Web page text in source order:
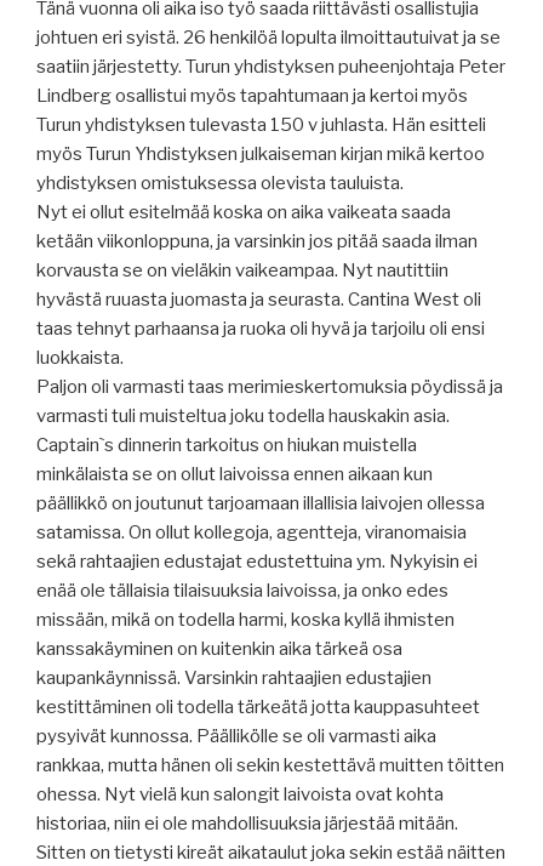
Tänä vuonna oli aika iso työ saada riittävästi osallistujia
johtuen eri syistä. 26 henkilöä lopulta ilmoittautuivat ja se
saatiin järjestetty. Turun yhdistyksen puheenjohtaja Peter
Lindberg osallistui myös tapahtumaan ja kertoi myös
Turun yhdistyksen tulevasta 150 v juhlasta. Hän esitteli
myös Turun Yhdistyksen julkaiseman kirjan mikä kertoo
yhdistyksen omistuksessa olevista tauluista.
Nyt ei ollut esitelmää koska on aika vaikeata saada
ketään viikonloppuna, ja varsinkin jos pitää saada ilman
korvausta se on vieläkin vaikeampaa. Nyt nautittiin
hyvästä ruuasta juomasta ja seurasta. Cantina West oli
taas tehnyt parhaansa ja ruoka oli hyvä ja tarjoilu oli ensi
luokkaista.
Paljon oli varmasti taas merimieskertomuksia pöydissä ja
varmasti tuli muisteltua joku todella hauskakin asia.
Captain`s dinnerin tarkoitus on hiukan muistella
minkälaista se on ollut laivoissa ennen aikaan kun
päällikkö on joutunut tarjoamaan illallisia laivojen ollessa
satamissa. On ollut kollegoja, agentteja, viranomaisia
sekä rahtaajien edustajat edustettuina ym. Nykyisin ei
enää ole tällaisia tilaisuuksia laivoissa, ja onko edes
missään, mikä on todella harmi, koska kyllä ihmisten
kanssakäyminen on kuitenkin aika tärkeä osa
kaupankäynnissä. Varsinkin rahtaajien edustajien
kestittäminen oli todella tärkeätä jotta kauppasuhteet
pysyivät kunnossa. Päällikölle se oli varmasti aika
rankkaa, mutta hänen oli sekin kestettävä muitten töitten
ohessa. Nyt vielä kun salongit laivoista ovat kohta
historiaa, niin ei ole mahdollisuuksia järjestää mitään.
Sitten on tietysti kireät aikataulut joka sekin estää näitten